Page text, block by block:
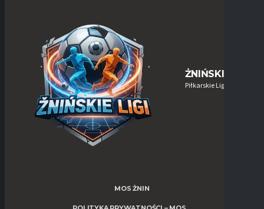
ŻNIŃSKIE-LIGI
Piłkarskie Ligi w Żninie
MOS ŻNIN